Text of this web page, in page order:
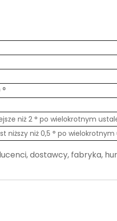
niż 2 ° po wielokrotnym
niższy niż 0,5 ° po wielokrotnym
dostawcy, fabryka,